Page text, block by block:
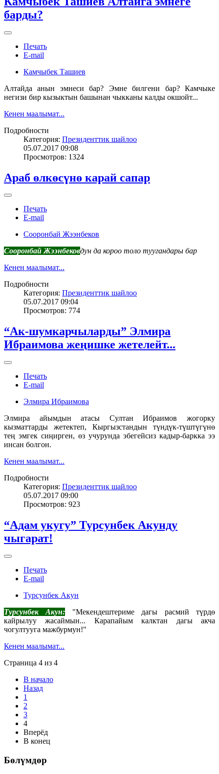
барды?
Печать
E-mail
Камчыбек Ташиев
Алтайда анын эмнеси бар? Эмне билгени бар? Камчыке
негизи бир кызыктын башынан чыкканы калды окшойт...
Кенен маалымат...
Подробности
Категория: Президенттик шайлоо
05.07.2017 09:08
Просмотров: 1324
Араб өлкөсүнө карай сапар
Печать
E-mail
Сооронбай Жээнбеков
Сооронбай Жээнбековдун да короо толо туугандары бар
Кенен маалымат...
Подробности
Категория: Президенттик шайлоо
05.07.2017 09:04
Просмотров: 774
“Ак-шумкарчыларды” Элмира
Ибраимова жеңишке жетелейт...
Печать
E-mail
Элмира Ибраимова
Элмира айымдын атасы Султан Ибраимов жогорку
кызматтарды жетектеп, Кыргызстандын түндүк-түштүгүнө
тең эмгек сиңирген, өз учурунда эбегейсиз кадыр-баркка ээ
инсан болгон.
Кенен маалымат...
Подробности
Категория: Президенттик шайлоо
05.07.2017 09:00
Просмотров: 923
“Адам укугу” Турсунбек Акунду
чыгарат!
Печать
E-mail
Турсунбек Акун
Турсунбек Акун:
"Мекендештериме дагы расмий түрдө
кайрылуу жасаймын... Карапайым калктан дагы акча
чогултууга мажбурмун!"
Кенен маалымат...
Страница 4 из 4
В начало
Назад
1
2
3
4
Вперёд
В конец
Бөлүмдөр